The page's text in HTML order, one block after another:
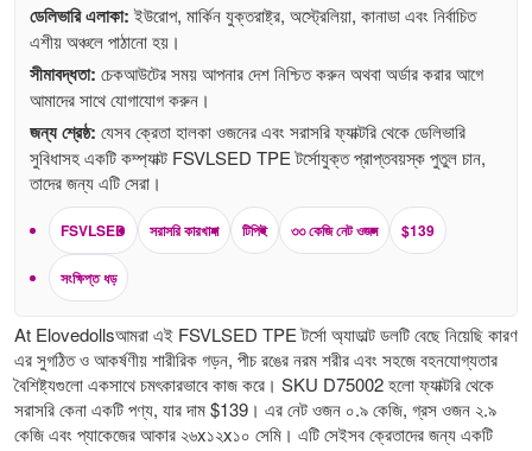
ডেলিভারি এলাকা: ইউরোপ, মার্কিন যুক্তরাষ্ট্র, অস্ট্রেলিয়া, কানাডা এবং নির্বাচিত
এশীয় অঞ্চলে পাঠানো হয়।
সীমাবদ্ধতা: চেকআউটের সময় আপনার দেশ নিশ্চিত করুন অথবা অর্ডার করার আগে
আমাদের সাথে যোগাযোগ করুন।
জন্য শ্রেষ্ঠ: যেসব ক্রেতা হালকা ওজনের এবং সরাসরি ফ্যাক্টরি থেকে ডেলিভারি
সুবিধাসহ একটি কম্প্যাক্ট FSVLSED TPE টর্সোযুক্ত প্রাপ্তবয়স্ক পুতুল চান,
তাদের জন্য এটি সেরা।
FSVLSED সরাসরি কারখানা টিপিই ৩৩ কেজি নেট ওজন $139
সংক্ষিপ্ত ধড়
At Elovedollsআমরা এই FSVLSED TPE টর্সো অ্যাডাল্ট ডলটি বেছে নিয়েছি কারণ
এর সুগঠিত ও আকর্ষণীয় শারীরিক গড়ন, পীচ রঙের নরম শরীর এবং সহজে বহনযোগ্যতার
বৈশিষ্ট্যগুলো একসাথে চমৎকারভাবে কাজ করে। SKU D75002 হলো ফ্যাক্টরি থেকে
সরাসরি কেনা একটি পণ্য, যার দাম $139। এর নেট ওজন ০.৯ কেজি, গ্রস ওজন ২.৯
কেজি এবং প্যাকেজের আকার ২৬x১২x১০ সেমি। এটি সেইসব ক্রেতাদের জন্য একটি